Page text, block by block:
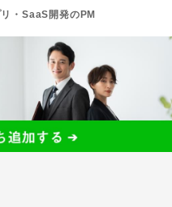
・SaaS開発のPM